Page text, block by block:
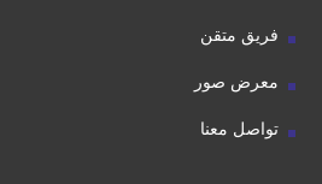
فريق متقن
معرض صور
تواصل معنا